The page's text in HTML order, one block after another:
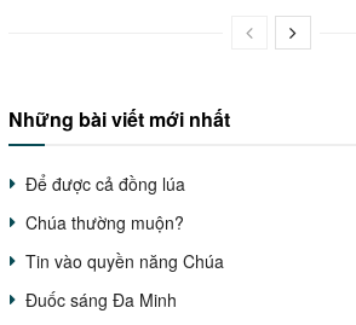
Những bài viết mới nhất
Để được cả đồng lúa
Chúa thường muộn?
Tin vào quyền năng Chúa
Đuốc sáng Đa Minh